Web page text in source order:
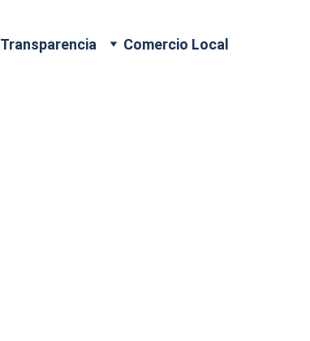
Transparencia
Comercio Local